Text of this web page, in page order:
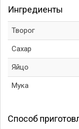
Ингредиенты
Творог
Сахар
Яйцо
Мука
Способ